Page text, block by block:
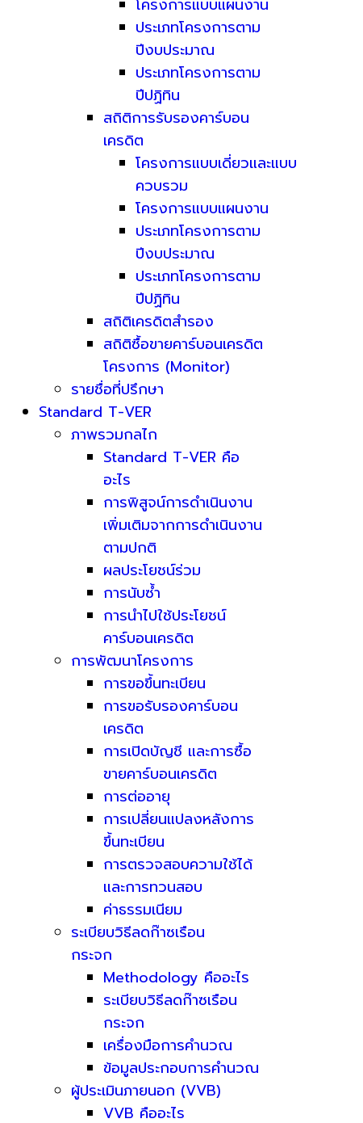
โครงการแบบแผนงาน
ประเภทโครงการตาม
ปีงบประมาณ
ประเภทโครงการตาม
ปีปฏิทิน
สถิติการรับรองคาร์บอน
เครดิต
โครงการแบบเดี่ยวและแบบ
ควบรวม
โครงการแบบแผนงาน
ประเภทโครงการตาม
ปีงบประมาณ
ประเภทโครงการตาม
ปีปฏิทิน
สถิติเครดิตสำรอง
สถิติซื้อขายคาร์บอนเครดิต
โครงการ (Monitor)
รายชื่อที่ปรึกษา
Standard T-VER
ภาพรวมกลไก
Standard T-VER คือ
อะไร
การพิสูจน์การดำเนินงาน
เพิ่มเติมจากการดำเนินงาน
ตามปกติ
ผลประโยชน์ร่วม
การนับซ้ำ
การนำไปใช้ประโยชน์
คาร์บอนเครดิต
การพัฒนาโครงการ
การขอขึ้นทะเบียน
การขอรับรองคาร์บอน
เครดิต
การเปิดบัญชี และการซื้อ
ขายคาร์บอนเครดิต
การต่ออายุ
การเปลี่ยนแปลงหลังการ
ขึ้นทะเบียน
การตรวจสอบความใช้ได้
และการทวนสอบ
ค่าธรรมเนียม
ระเบียบวิธีลดก๊าซเรือน
กระจก
Methodology คืออะไร
ระเบียบวิธีลดก๊าซเรือน
กระจก
เครื่องมือการคำนวณ
ข้อมูลประกอบการคำนวณ
ผู้ประเมินภายนอก (VVB)
VVB คืออะไร